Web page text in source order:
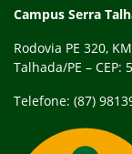
Campus Serra
Rodovia PE 320,
Talhada/PE – CEP:
Telefone: (87)